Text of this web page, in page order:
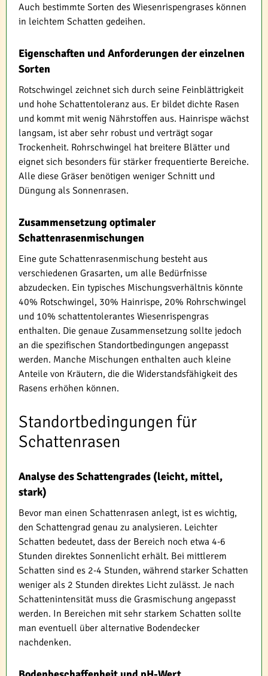
Auch bestimmte Sorten des Wiesenrispengrases können
in leichtem Schatten gedeihen.
Eigenschaften und Anforderungen der einzelnen
Sorten
Rotschwingel zeichnet sich durch seine Feinblättrigkeit
und hohe Schattentoleranz aus. Er bildet dichte Rasen
und kommt mit wenig Nährstoffen aus. Hainrispe wächst
langsam, ist aber sehr robust und verträgt sogar
Trockenheit. Rohrschwingel hat breitere Blätter und
eignet sich besonders für stärker frequentierte Bereiche.
Alle diese Gräser benötigen weniger Schnitt und
Düngung als Sonnenrasen.
Zusammensetzung optimaler
Schattenrasenmischungen
Eine gute Schattenrasenmischung besteht aus
verschiedenen Grasarten, um alle Bedürfnisse
abzudecken. Ein typisches Mischungsverhältnis könnte
40% Rotschwingel, 30% Hainrispe, 20% Rohrschwingel
und 10% schattentolerantes Wiesenrispengras
enthalten. Die genaue Zusammensetzung sollte jedoch
an die spezifischen Standortbedingungen angepasst
werden. Manche Mischungen enthalten auch kleine
Anteile von Kräutern, die die Widerstandsfähigkeit des
Rasens erhöhen können.
Standortbedingungen für
Schattenrasen
Analyse des Schattengrades (leicht, mittel,
stark)
Bevor man einen Schattenrasen anlegt, ist es wichtig,
den Schattengrad genau zu analysieren. Leichter
Schatten bedeutet, dass der Bereich noch etwa 4-6
Stunden direktes Sonnenlicht erhält. Bei mittlerem
Schatten sind es 2-4 Stunden, während starker Schatten
weniger als 2 Stunden direktes Licht zulässt. Je nach
Schattenintensität muss die Grasmischung angepasst
werden. In Bereichen mit sehr starkem Schatten sollte
man eventuell über alternative Bodendecker
nachdenken.